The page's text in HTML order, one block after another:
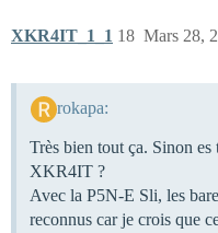
XKR4IT_1_1 Mars 28,
18
rokapa:
Très bien tout ça. Sinon
XKR4IT ?
Avec la P5N-E Sli, les
reconnus car je crois que